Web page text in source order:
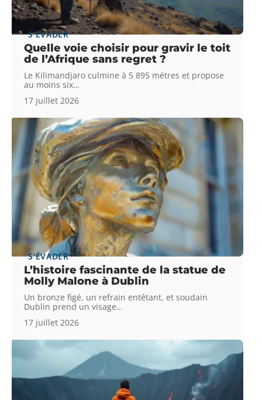
S'ÉVADER
Quelle voie choisir pour gravir le toit
de l’Afrique sans regret ?
Le Kilimandjaro culmine à 5 895 mètres et propose
au moins six…
17 juillet 2026
S'ÉVADER
L’histoire fascinante de la statue de
Molly Malone à Dublin
Un bronze figé, un refrain entêtant, et soudain
Dublin prend un visage…
17 juillet 2026